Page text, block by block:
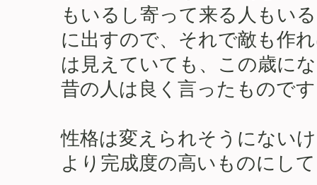
もいるし寄って来る人もい
に出すので、それで敵も作
は見えていても、この歳に
昔の人は良く言ったもので
性格は変えられそうにない
より完成度の高いものにし